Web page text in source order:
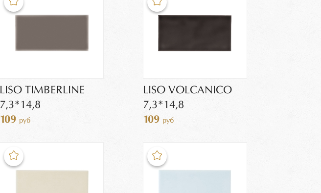
LISO TIMBERLINE
7,3*14,8
109 руб
LISO VOLCANICO
7,3*14,8
109 руб